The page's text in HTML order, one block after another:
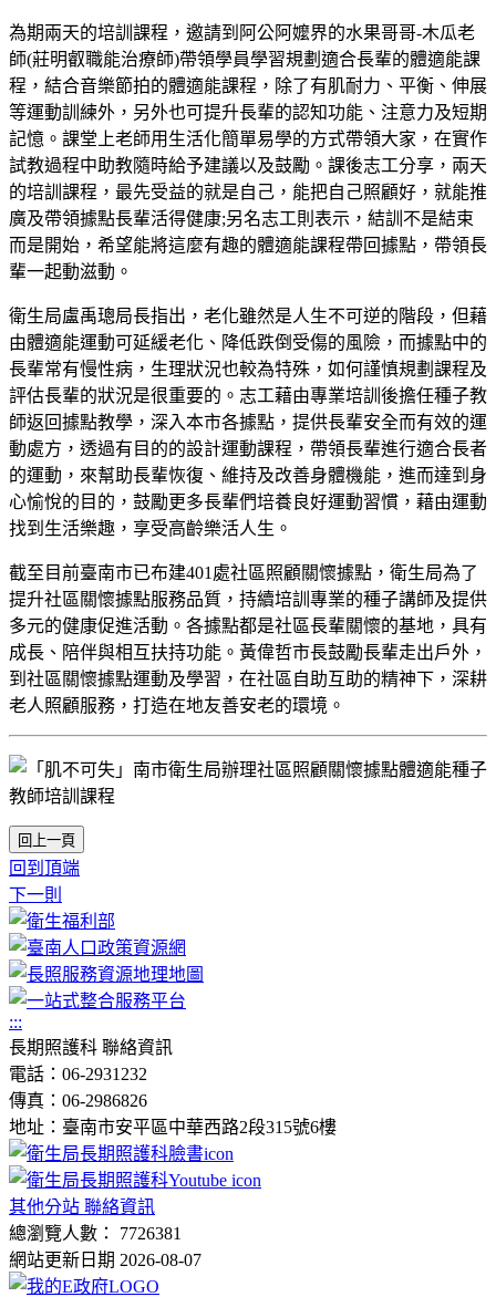
為期兩天的培訓課程，邀請到阿公阿嬤界的水果哥哥-木瓜老
師(莊明叡職能治療師)帶領學員學習規劃適合長輩的體適能課
程，結合音樂節拍的體適能課程，除了有肌耐力、平衡、伸展
等運動訓練外，另外也可提升長輩的認知功能、注意力及短期
記憶。課堂上老師用生活化簡單易學的方式帶領大家，在實作
試教過程中助教隨時給予建議以及鼓勵。課後志工分享，兩天
的培訓課程，最先受益的就是自己，能把自己照顧好，就能推
廣及帶領據點長輩活得健康;另名志工則表示，結訓不是結束
而是開始，希望能將這麼有趣的體適能課程帶回據點，帶領長
輩一起動滋動。
衛生局盧禹璁局長指出，老化雖然是人生不可逆的階段，但藉
由體適能運動可延緩老化、降低跌倒受傷的風險，而據點中的
長輩常有慢性病，生理狀況也較為特殊，如何謹慎規劃課程及
評估長輩的狀況是很重要的。志工藉由專業培訓後擔任種子教
師返回據點教學，深入本市各據點，提供長輩安全而有效的運
動處方，透過有目的的設計運動課程，帶領長輩進行適合長者
的運動，來幫助長輩恢復、維持及改善身體機能，進而達到身
心愉悅的目的，鼓勵更多長輩們培養良好運動習慣，藉由運動
找到生活樂趣，享受高齡樂活人生。
截至目前臺南市已布建401處社區照顧關懷據點，衛生局為了
提升社區關懷據點服務品質，持續培訓專業的種子講師及提供
多元的健康促進活動。各據點都是社區長輩關懷的基地，具有
成長、陪伴與相互扶持功能。黃偉哲市長鼓勵長輩走出戶外，
到社區關懷據點運動及學習，在社區自助互助的精神下，深耕
老人照顧服務，打造在地友善安老的環境。
回上一頁
回到頂端
下一則
:::
長期照護科 聯絡資訊
電話：06-2931232
傳真：06-2986826
地址：臺南市安平區中華西路2段315號6樓
其他分站 聯絡資訊
總瀏覽人數： 7726381
網站更新日期 2026-08-07